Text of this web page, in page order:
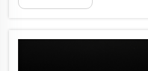
цялостността на материала и